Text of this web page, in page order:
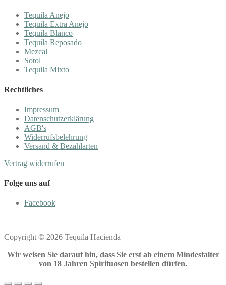
Tequila Anejo
Tequila Extra Anejo
Tequila Blanco
Tequila Reposado
Mezcal
Sotol
Tequila Mixto
Rechtliches
Impressum
Datenschutzerklärung
AGB's
Widerrufsbelehrung
Versand & Bezahlarten
Vertrag widerrufen
Folge uns auf
Facebook
Copyright © 2026 Tequila Hacienda
Wir weisen Sie darauf hin, dass Sie erst ab einem Mindestalter
von 18 Jahren Spirituosen bestellen dürfen.